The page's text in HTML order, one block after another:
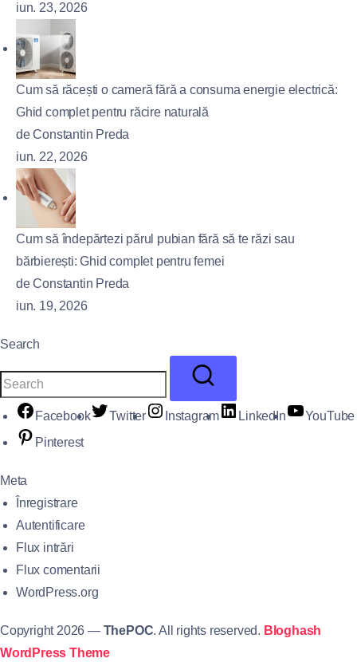
iun. 23, 2026
Cum să răcești o cameră fără a consuma energie electrică:
Ghid complet pentru răcire naturală
de Constantin Preda
iun. 22, 2026
Cum să îndepărtezi părul pubian fără să te răzi sau
bărbierești: Ghid complet pentru femei
de Constantin Preda
iun. 19, 2026
Search
Facebook Twitter Instagram LinkedIn
YouTube
Pinterest
Meta
Înregistrare
Autentificare
Flux intrări
Flux comentarii
WordPress.org
Copyright 2026 — ThePOC. All rights reserved. Bloghash
WordPress Theme